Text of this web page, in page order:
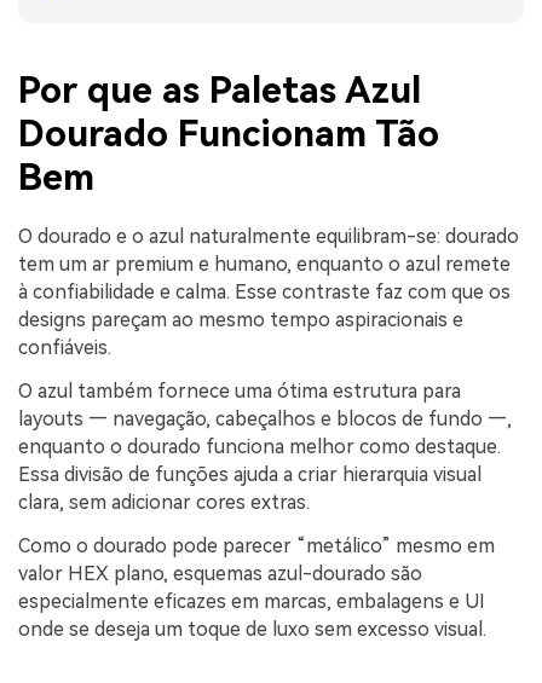
Por que as Paletas Azul
Dourado Funcionam Tão
Bem
O dourado e o azul naturalmente equilibram-se: dourado
tem um ar premium e humano, enquanto o azul remete
à confiabilidade e calma. Esse contraste faz com que os
designs pareçam ao mesmo tempo aspiracionais e
confiáveis.
O azul também fornece uma ótima estrutura para
layouts — navegação, cabeçalhos e blocos de fundo —,
enquanto o dourado funciona melhor como destaque.
Essa divisão de funções ajuda a criar hierarquia visual
clara, sem adicionar cores extras.
Como o dourado pode parecer “metálico” mesmo em
valor HEX plano, esquemas azul-dourado são
especialmente eficazes em marcas, embalagens e UI
onde se deseja um toque de luxo sem excesso visual.